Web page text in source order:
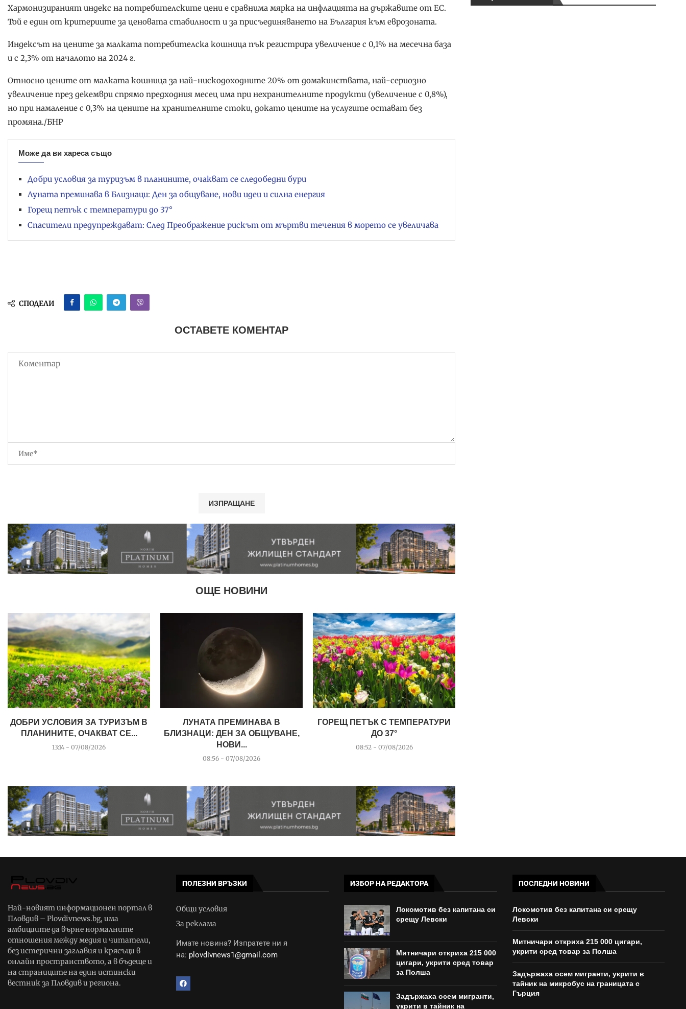
Хармонизираният индекс на потребителските цени е сравнима мярка на инфлацията на държавите от ЕС.
Той е един от критериите за ценовата стабилност и за присъединяването на България към еврозоната.
Индексът на цените за малката потребителска кошница пък регистрира увеличение с 0,1% на месечна база
и с 2,3% от началото на 2024 г.
Относно цените от малката кошница за най-нискодоходните 20% от домакинствата, най-сериозно
увеличение през декември спрямо предходния месец има при нехранителните продукти (увеличение с 0,8%),
но при намаление с 0,3% на цените на хранителните стоки, докато цените на услугите остават без
промяна./БНР
Може да ви хареса също
Добри условия за туризъм в планините, очакват се следобедни бури
Луната преминава в Близнаци: Ден за общуване, нови идеи и силна енергия
Горещ петък с температури до 37°
Спасители предупреждават: След Преображение рискът от мъртви течения в морето се увеличава
СПОДЕЛИ
ОСТАВЕТЕ КОМЕНТАР
ОЩЕ НОВИНИ
ДОБРИ УСЛОВИЯ ЗА ТУРИЗЪМ В
ПЛАНИНИТЕ, ОЧАКВАТ СЕ...
13:14 - 07/08/2026
ЛУНАТА ПРЕМИНАВА В
БЛИЗНАЦИ: ДЕН ЗА ОБЩУВАНЕ,
НОВИ...
08:56 - 07/08/2026
ГОРЕЩ ПЕТЪК С ТЕМПЕРАТУРИ
ДО 37°
08:52 - 07/08/2026
Най-новият информационен портал в
Пловдив – Plovdivnews.bg, има
амбициите да върне нормалните
отношения между медия и читатели,
без истерични заглавия и крясъци в
онлайн пространството, а в бъдеще и
на страниците на един истински
вестник за Пловдив и региона.
ПОЛЕЗНИ ВРЪЗКИ
Общи условия
За реклама
Имате новина? Изпратете ни я
на: plovdivnews1@gmail.com
ИЗБОР НА РЕДАКТОРА
Локомотив без капитана си
срещу Левски
Митничари откриха 215 000
цигари, укрити сред товар
за Полша
Задържаха осем мигранти,
укрити в тайник на
ПОСЛЕДНИ НОВИНИ
Локомотив без капитана си срещу
Левски
Митничари откриха 215 000 цигари,
укрити сред товар за Полша
Задържаха осем мигранти, укрити в
тайник на микробус на границата с
Гърция